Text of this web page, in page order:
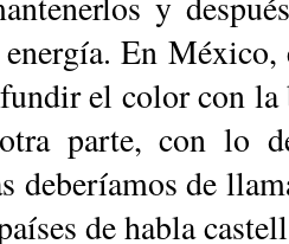
En Mé­xico,
el color con
parte, con lo
deberíamos de
de habla